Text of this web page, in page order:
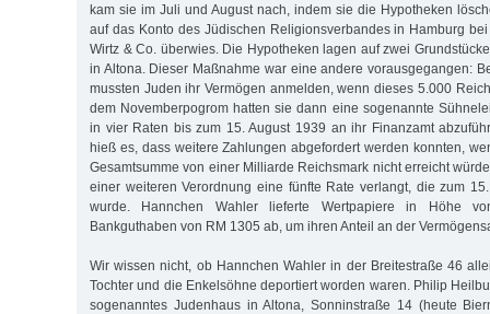
kam sie im Juli und August nach, indem sie die Hypotheken
auf das Konto des Jüdischen Religionsverbandes in Hamburg
Wirtz & Co. überwies. Die Hypotheken lagen auf zwei
in Altona. Dieser Maßnahme war eine andere vorausgegangen:
mussten Juden ihr Vermögen anmelden, wenn dieses 5.000
dem Novemberpogrom hatten sie dann eine sogenannte
in vier Raten bis zum 15. August 1939 an ihr Finanzamt
hieß es, dass weitere Zahlungen abgefordert werden konnten,
Gesamtsumme von einer Milliarde Reichsmark nicht erreicht
einer weiteren Verordnung eine fünfte Rate verlangt, die zum
wurde. Hannchen Wahler lieferte Wertpapiere in Höhe
Bankguthaben von RM 1305 ab, um ihren Anteil an der
Wir wissen nicht, ob Hannchen Wahler in der Breitestraße 46
Tochter und die Enkelsöhne deportiert worden waren. Philip
sogenanntes Judenhaus in Altona, Sonninstraße 14 (heute